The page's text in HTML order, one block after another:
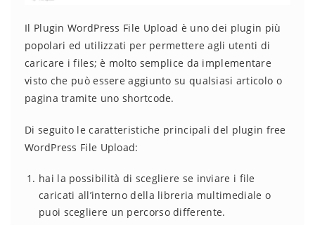
Il Plugin WordPress File Upload è uno dei plugin più
popolari ed utilizzati per permettere agli utenti di
caricare i files; è molto semplice da implementare
visto che può essere aggiunto su qualsiasi articolo o
pagina tramite uno shortcode.
Di seguito le caratteristiche principali del plugin free
WordPress File Upload:
hai la possibilità di scegliere se inviare i file
caricati all’interno della libreria multimediale o
puoi scegliere un percorso differente.